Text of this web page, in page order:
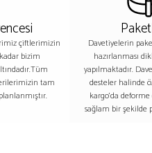
çiftlerimizin
bizim
tam
Davetiyelerin
hazırlanması
yapılmaktadır.
desteler halinde
kargo’da
sağlam bir şekilde